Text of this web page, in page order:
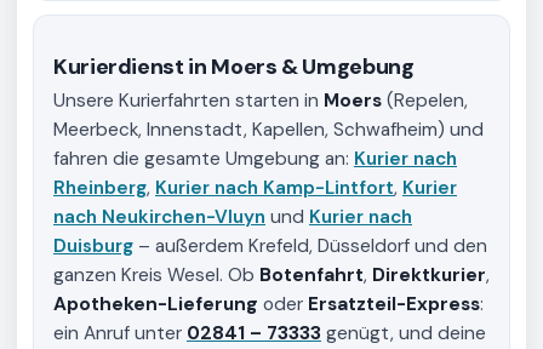
Kurierdienst in Moers & Umgebung
Unsere Kurierfahrten starten in Moers (Repelen,
Meerbeck, Innenstadt, Kapellen, Schwafheim) und
fahren die gesamte Umgebung an: Kurier nach
Rheinberg, Kurier nach Kamp-Lintfort, Kurier
nach Neukirchen-Vluyn und Kurier nach
Duisburg – außerdem Krefeld, Düsseldorf und den
ganzen Kreis Wesel. Ob Botenfahrt, Direktkurier,
Apotheken-Lieferung oder Ersatzteil-Express:
ein Anruf unter 02841 – 73333 genügt, und deine